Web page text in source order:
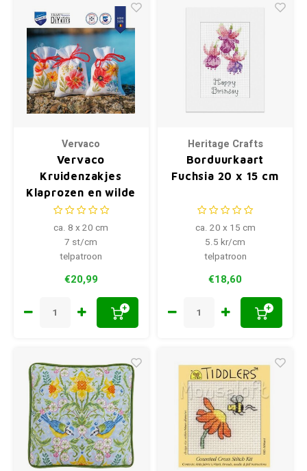
Vervaco
Vervaco
Kruidenzakjes
Klaprozen en wilde
bloemen 3 stuks
ca. 8 x 20 cm
7 st/cm
telpatroon
€20,99
+
Heritage Crafts
Borduurkaart
Fuchsia 20 x 15 cm
ca. 20 x 15 cm
5.5 kr/cm
telpatroon
€18,60
+